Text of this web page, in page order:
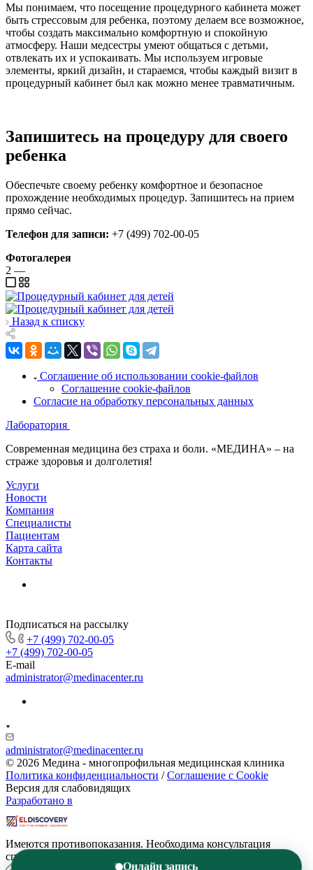
Мы понимаем, что посещение процедурного кабинета может
быть стрессовым для ребенка, поэтому делаем все возможное,
чтобы создать максимально комфортную и спокойную
атмосферу. Наши медсестры умеют общаться с детьми,
отвлекать их и успокаивать. Мы используем игровые
элементы, яркий дизайн, и стараемся, чтобы каждый визит в
процедурный кабинет был как можно менее травматичным.
Запишитесь на процедуру для своего
ребенка
Обеспечьте своему ребенку комфортное и безопасное
прохождение необходимых процедур. Запишитесь на прием
прямо сейчас.
Телефон для записи: +7 (499) 702-00-05
Фотогалерея
2 —
Назад к списку
Соглашение об использовании cookie-файлов
Соглашение cookie-файлов
Согласие на обработку персональных данных
Лаборатория
Современная медицина без страха и боли. «МЕДИНА» – на
страже здоровья и долголетия!
Услуги
Новости
Компания
Специалисты
Пациентам
Карта сайта
Контакты
Подписаться на рассылку
+7 (499) 702-00-05
+7 (499) 702-00-05
E-mail
administrator@medinacenter.ru
administrator@medinacenter.ru
© 2026 Медина - многопрофильная медицинская клиника
Политика конфиденциальности /Соглашение с Cookie
Версия для слабовидящих
Разработано в
Имеются противопоказания. Необходима консультация
специалиста